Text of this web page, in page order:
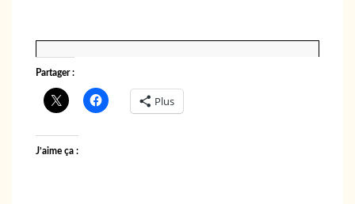
Partager :
Plus
J’aime ça :